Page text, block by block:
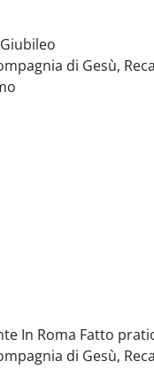
di Gesù,
In Roma Fatto
di Gesù,